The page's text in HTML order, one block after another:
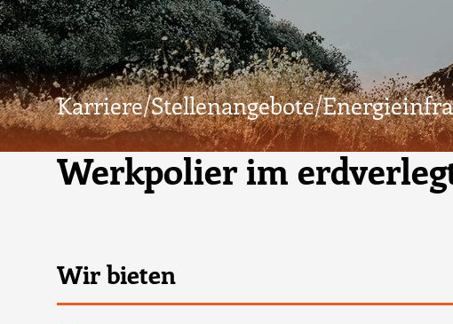
Karriere/Stellenangebote/
Werkpolier im
Wir bieten